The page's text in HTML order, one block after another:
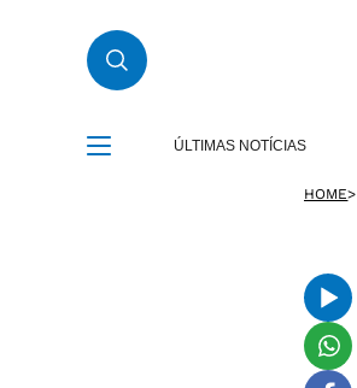
ÚLTIMAS NOTÍCIAS
HOME>